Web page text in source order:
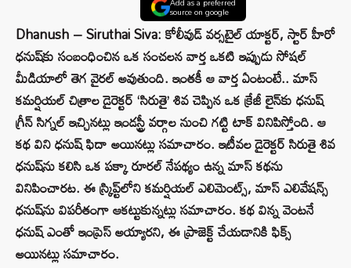
source on google
Dhanush – Siruthai Siva: కోలీవుడ్ వర్సటైల్ యాక్టర్, స్టార్ హీరో
ధనుష్‌కు సంబంధించిన ఒక సంచలన వార్త ఒకటి ఇప్పుడు సోషల్
మీడియాలో తెగ వైరల్ అవుతుంది. ఇంతకీ ఆ వార్త ఏంటంటే.. మాస్
కమర్షియల్ చిత్రాల డైరెక్టర్ ‘సిరుతై’ శివ చెప్పిన ఒక క్రేజీ లైన్‌కు ధనుష్
గ్రీన్ సిగ్నల్ ఇచ్చినట్లు ఇండస్ట్రీ వర్గాల నుంచి గట్టి టాక్ వినిపిస్తోంది. ఆ
కథ విని ధనుష్ ఫిదా అయినట్లు సమాచారం. ఇటీవల డైరెక్టర్ సిరుతై శివ
ధనుష్‌ను కలిసి ఒక పక్కా రూరల్ నేపథ్యం ఉన్న మాస్ కథను
వినిపించారట. ఈ స్క్రిప్ట్‌లోని కమర్షియల్ ఎలిమెంట్స్, మాస్ ఎలివేషన్స్
ధనుష్‌ను విపరీతంగా ఆకట్టుకున్నట్లు సమాచారం. కథ విన్న వెంటనే
ధనుష్ ఎంతో ఇంప్రెస్ అయ్యారని, ఈ ప్రాజెక్ట్ చేయడానికి ఫిక్స్
అయినట్లు సమాచారం.